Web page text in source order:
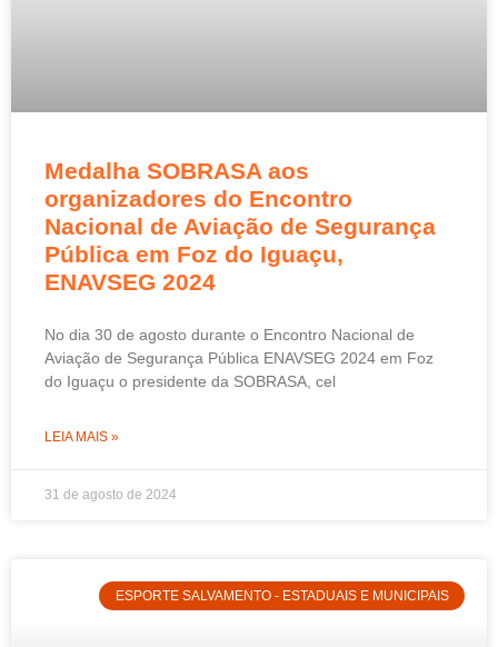
Medalha SOBRASA aos
organizadores do Encontro
Nacional de Aviação de Segurança
Pública em Foz do Iguaçu,
ENAVSEG 2024
No dia 30 de agosto durante o Encontro Nacional de
Aviação de Segurança Pública ENAVSEG 2024 em Foz
do Iguaçu o presidente da SOBRASA, cel
LEIA MAIS »
31 de agosto de 2024
ESPORTE SALVAMENTO - ESTADUAIS E MUNICIPAIS